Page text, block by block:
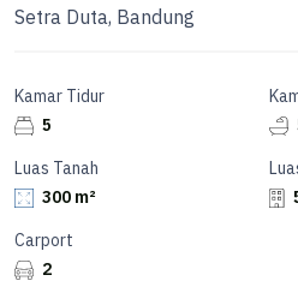
Setra Duta, Bandung
Kamar Tidur
5
Luas Tanah
300 m²
Carport
2